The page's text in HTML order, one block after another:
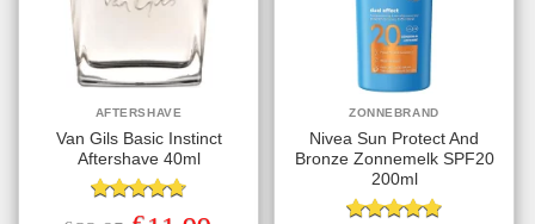
AFTERSHAVE
Van Gils Basic Instinct
Aftershave 40ml
Gewaardeerd
ZONNEBRAND
Nivea Sun Protect And
Bronze Zonnemelk SPF20
200ml